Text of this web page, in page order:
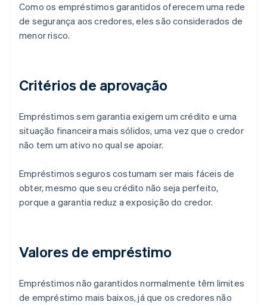
Como os empréstimos garantidos oferecem uma rede
de segurança aos credores, eles são considerados de
menor risco.
Critérios de aprovação
Empréstimos sem garantia exigem um crédito e uma
situação financeira mais sólidos, uma vez que o credor
não tem um ativo no qual se apoiar.
Empréstimos seguros costumam ser mais fáceis de
obter, mesmo que seu crédito não seja perfeito,
porque a garantia reduz a exposição do credor.
Valores de empréstimo
Empréstimos não garantidos normalmente têm limites
de empréstimo mais baixos, já que os credores não